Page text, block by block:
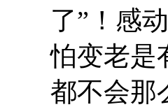
了”！感
怕变老是
都不会那